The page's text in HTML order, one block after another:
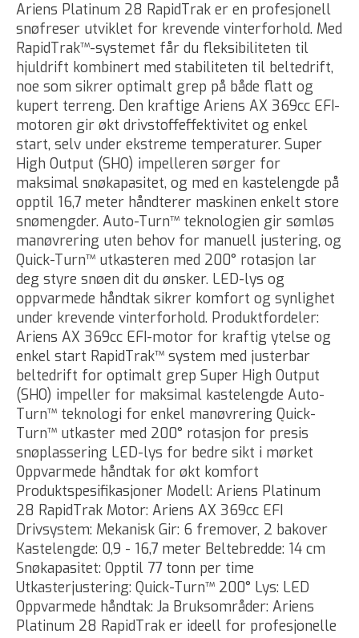
Ariens Platinum 28 RapidTrak er en profesjonell
snøfreser utviklet for krevende vinterforhold. Med
RapidTrak™-systemet får du fleksibiliteten til
hjuldrift kombinert med stabiliteten til beltedrift,
noe som sikrer optimalt grep på både flatt og
kupert terreng. Den kraftige Ariens AX 369cc EFI-
motoren gir økt drivstoffeffektivitet og enkel
start, selv under ekstreme temperaturer. Super
High Output (SHO) impelleren sørger for
maksimal snøkapasitet, og med en kastelengde på
opptil 16,7 meter håndterer maskinen enkelt store
snømengder. Auto-Turn™ teknologien gir sømløs
manøvrering uten behov for manuell justering, og
Quick-Turn™ utkasteren med 200° rotasjon lar
deg styre snøen dit du ønsker. LED-lys og
oppvarmede håndtak sikrer komfort og synlighet
under krevende vinterforhold. Produktfordeler:
Ariens AX 369cc EFI-motor for kraftig ytelse og
enkel start RapidTrak™ system med justerbar
beltedrift for optimalt grep Super High Output
(SHO) impeller for maksimal kastelengde Auto-
Turn™ teknologi for enkel manøvrering Quick-
Turn™ utkaster med 200° rotasjon for presis
snøplassering LED-lys for bedre sikt i mørket
Oppvarmede håndtak for økt komfort
Produktspesifikasjoner Modell: Ariens Platinum
28 RapidTrak Motor: Ariens AX 369cc EFI
Drivsystem: Mekanisk Gir: 6 fremover, 2 bakover
Kastelengde: 0,9 - 16,7 meter Beltebredde: 14 cm
Snøkapasitet: Opptil 77 tonn per time
Utkasterjustering: Quick-Turn™ 200° Lys: LED
Oppvarmede håndtak: Ja Bruksområder: Ariens
Platinum 28 RapidTrak er ideell for profesjonelle